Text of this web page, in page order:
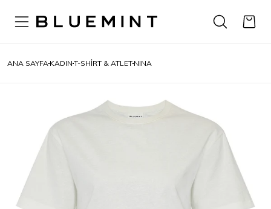
ANA SAYFA KADIN T-SHIRT & ATLET NINA